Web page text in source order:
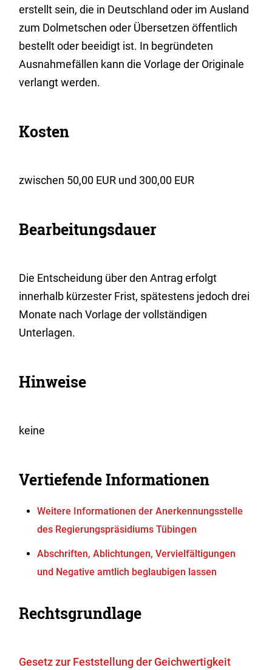
erstellt sein, die in Deutschland oder im Ausland
zum Dolmetschen oder Übersetzen öffentlich
bestelltoder beeidigt ist. In begründeten
Ausnahmefällen kann die Vorlage der Originale
verlangt werden.
Kosten
zwischen 50,00 EUR und 300,00 EUR
Bearbeitungsdauer
Die Entscheidung über den Antrag erfolgt
innerhalb kürzester Frist, spätestens jedoch drei
Monate nach Vorlage der vollständigen
Unterlagen.
Hinweise
keine
Vertiefende Informationen
Weitere Informationen der Anerkennungsstelle
des Regierungspräsidiums Tübingen
Abschriften, Ablichtungen, Vervielfältigungen
und Negative amtlich beglaubigen lassen
Rechtsgrundlage
Gesetz zur Feststellung der Geichwertigkeit